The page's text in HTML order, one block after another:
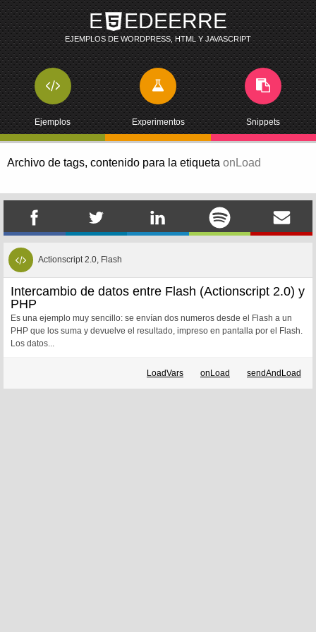
E EDEERRE
EJEMPLOS DE WORDPRESS, HTML Y JAVASCRIPT
Ejemplos Experimentos Snippets
Archivo de tags, contenido para la etiqueta onLoad
Actionscript 2.0, Flash
Intercambio de datos entre Flash (Actionscript 2.0) y
PHP
Es una ejemplo muy sencillo: se envían dos numeros desde el Flash a un
PHP que los suma y devuelve el resultado, impreso en pantalla por el Flash.
Los datos...
LoadVars onLoad sendAndLoad